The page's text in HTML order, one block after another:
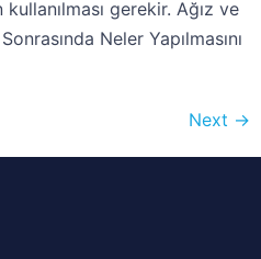
gerekir. Ağız ve
Neler Yapılmasını
Next →